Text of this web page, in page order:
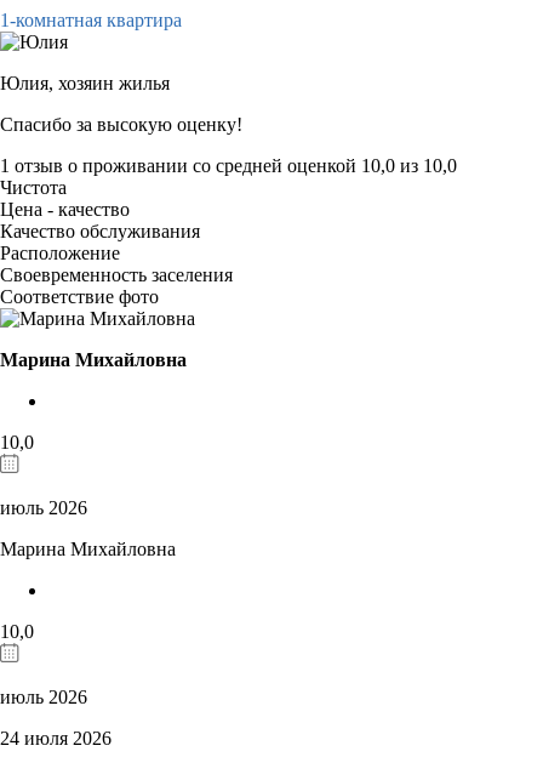
1-комнатная квартира
Юлия, хозяин жилья
Спасибо за высокую оценку!
1 отзыв о проживании со средней оценкой 10,0 из 10,0
Чистота
Цена - качество
Качество обслуживания
Расположение
Своевременность заселения
Соответствие фото
Марина Михайловна
10,0
июль 2026
Марина Михайловна
10,0
июль 2026
24 июля 2026